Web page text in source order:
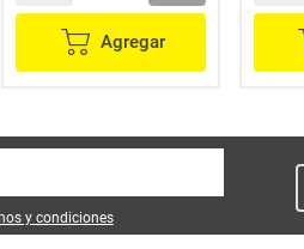
Agregar
y condiciones